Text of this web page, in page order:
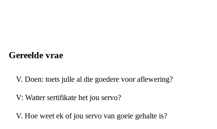
Gereelde vrae
V. Doen: toets julle al die goedere voor aflewering?
V: Watter sertifikate het jou servo?
V. Hoe weet ek of jou servo van goeie gehalte is?